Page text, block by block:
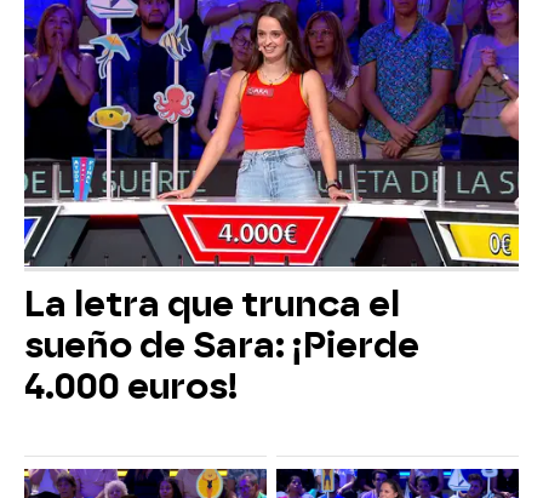
La letra que trunca el
sueño de Sara: ¡Pierde
4.000 euros!